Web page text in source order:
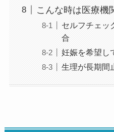
こんな時は医療機
セルフチェッ
合
妊娠を希望し
生理が長期間